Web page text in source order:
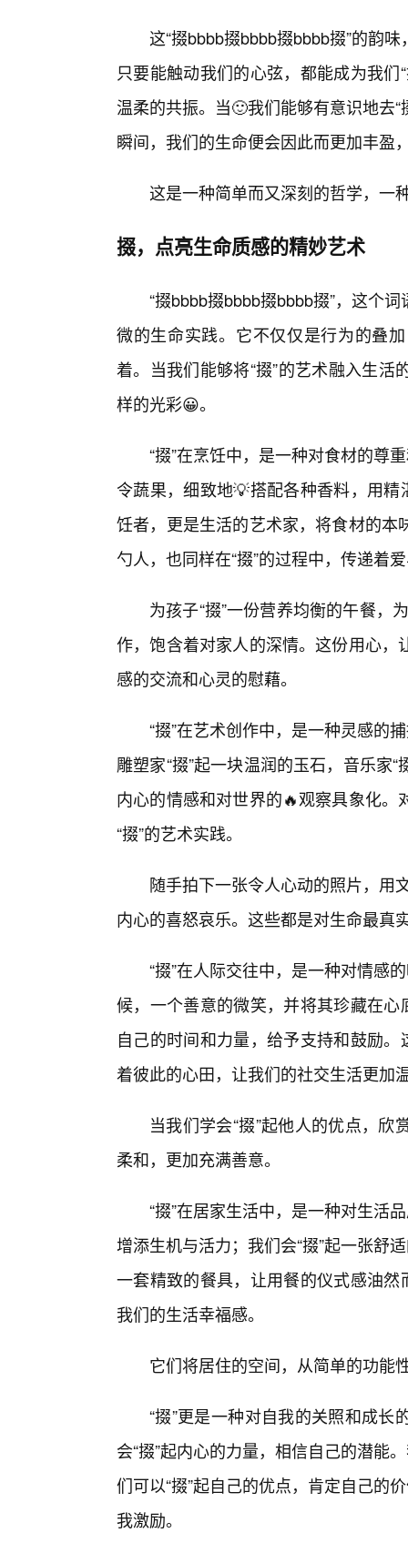
这“掇bbbb掇bbbb掇bbbb掇”的韵
只要能触动我们的心弦，都能成为我
温柔的共振。当🙂我们能够有意识地去
瞬间，我们的生命便会因此而更加丰盈
这是一种简单而又深刻的哲学，一
掇，点亮生命质感的精妙艺术
“掇bbbb掇bbbb掇bbbb掇”，这个
微的生命实践。它不仅仅是行为的叠
着。当我们能够将“掇”的艺术融入生
样的光彩😀。
“掇”在烹饪中，是一种对食材的尊
令蔬果，细致地💡搭配各种香料，用
饪者，更是生活的艺术家，将食材的
勺人，也同样在“掇”的过程中，传递着
为孩子“掇”一份营养均衡的午餐，
作，饱含着对家人的深情。这份用心
感的交流和心灵的慰藉。
“掇”在艺术创作中，是一种灵感的
雕塑家“掇”起一块温润的玉石，音乐家
内心的情感和对世界的🔥观察具象化
“掇”的艺术实践。
随手拍下一张令人心动的照片，用
内心的喜怒哀乐。这些都是对生命最真
“掇”在人际交往中，是一种对情感
候，一个善意的微笑，并将其珍藏在
自己的时间和力量，给予支持和鼓励
着彼此的心田，让我们的社交生活更加
当我们学会“掇”起他人的优点，
柔和，更加充满善意。
“掇”在居家生活中，是一种对生活
增添生机与活力；我们会“掇”起一张舒
一套精致的餐具，让用餐的仪式感油
我们的生活幸福感。
它们将居住的空间，从简单的功能
“掇”更是一种对自我的关照和成
会“掇”起内心的力量，相信自己的潜能
们可以“掇”起自己的优点，肯定自己的
我激励。